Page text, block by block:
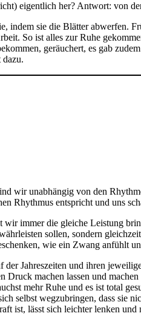
eigentlich her? Antwort: von
indem sie die Blätter abwerfen.
So ist alles zur Ruhe
geräuchert, es gab
dazu.
wir unabhängig von den
Rhythmus entspricht und uns
immer die gleiche Leistung
sollen, sondern
wie ein Zwang anfühlt
Jahreszeiten und ihren
Druck machen lassen und
mehr Ruhe und es ist total
selbst wegzubringen, dass
ist, lässt sich leichter lenken und